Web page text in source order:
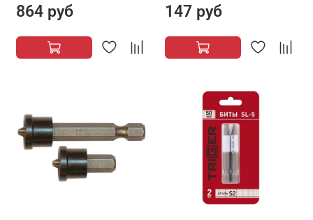
864 руб 147 руб